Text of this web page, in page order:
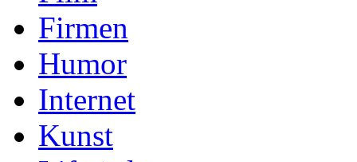
Firmen
Humor
Internet
Kunst